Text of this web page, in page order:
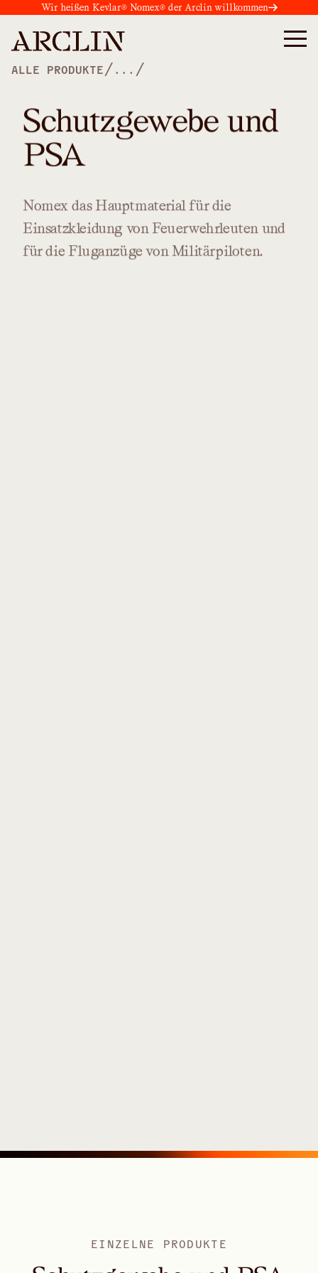
Wir heißen Kevlar® Nomex® der Arclin willkommen
ALLE PRODUKTE / ... /
Schutzgewebe und
PSA
Nomex das Hauptmaterialfürdie
Einsatzkleidung von Feuerwehrleuten und
fürdie Fluganzüge von Militärpiloten.
EINZELNE PRODUKTE